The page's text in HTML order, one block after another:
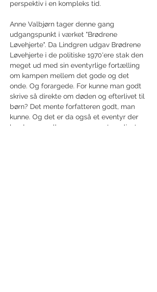
perspektiv i en kompleks tid.
Anne Valbjørn tager denne gang
udgangspunkt i værket "Brødrene
Løvehjerte". Da Lindgren udgav Brødrene
Løvehjerte i de politiske 1970'ere stak den
meget ud med sin eventyrlige fortælling
om kampen mellem det gode og det
onde. Og forargede. For kunne man godt
skrive så direkte om døden og efterlivet til
børn? Det mente forfatteren godt, man
kunne. Og det er da også et eventyr der
kan lære os allesammen noget om livet